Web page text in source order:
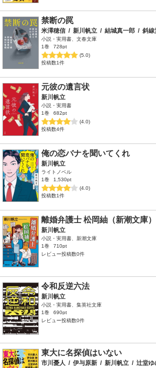
禁断の罠
米澤穂信 / 新川帆立 / 結城真一郎 / 斜線
小説・実用書、文春文庫
1巻
728pt
(5.0)
投稿数1件
元彼の遺言状
新川帆立
小説・実用書
1巻
682pt
(4.0)
投稿数4件
俺の恋バナを聞いてくれ
新川帆立
ライトノベル
1巻
1,530pt
(4.0)
投稿数1件
離婚弁護士 松岡紬（新潮文庫）
新川帆立
小説・実用書、新潮文庫
1巻
710pt
レビュー投稿数0件
令和反逆六法
新川帆立
小説・実用書、集英社文庫
1巻
690pt
レビュー投稿数0件
東大に名探偵はいない
市川憂人 / 伊与原新 / 新川帆立 / 辻堂ゆ